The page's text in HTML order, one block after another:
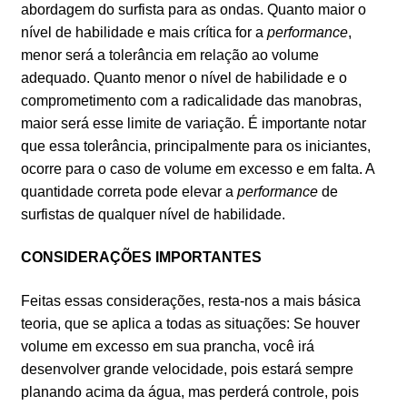
abordagem do surfista para as ondas. Quanto maior o
nível de habilidade e mais crítica for a performance,
menor será a tolerância em relação ao volume
adequado. Quanto menor o nível de habilidade e o
comprometimento com a radicalidade das manobras,
maior será esse limite de variação. É importante notar
que essa tolerância, principalmente para os iniciantes,
ocorre para o caso de volume em excesso e em falta. A
quantidade correta pode elevar a performancede
surfistas de qualquer nível de habilidade.
CONSIDERAÇÕES IMPORTANTES
Feitas essas considerações, resta-nos a mais básica
teoria, que se aplica a todas as situações: Se houver
volume em excesso em sua prancha, você irá
desenvolver grande velocidade, pois estará sempre
planando acima da água, mas perderá controle, pois